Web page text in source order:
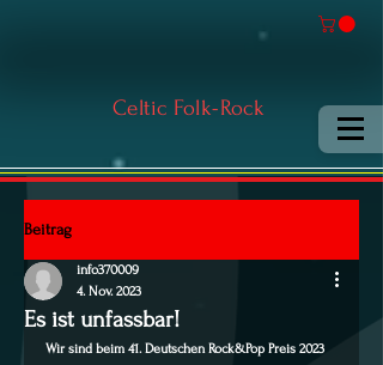
Celtic Folk-Rock
Beitrag
Es ist unfassbar!
info370009
4. Nov. 2023
Wir sind beim 41. Deutschen Rock&Pop Preis 2023